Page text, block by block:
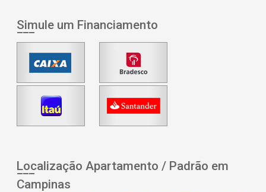
Simule um Financiamento
Localização Apartamento / Padrão em
Campinas